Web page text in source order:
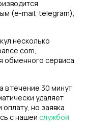
(e-mail, telegram),
несколько
обменного сервиса
в течение 30 минут
удаляет
но заявка
с нашей службой